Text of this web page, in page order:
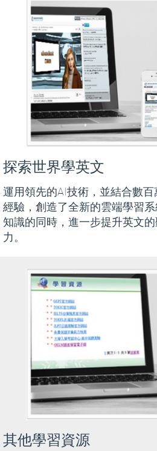
探索世界學英文
運用領先的AI技術，並結合數
經驗，創造了全新的雲端學習
知識的同時，進一步提升英文
力。
其他學習資源